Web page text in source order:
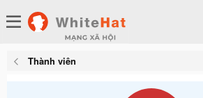
Thành viên